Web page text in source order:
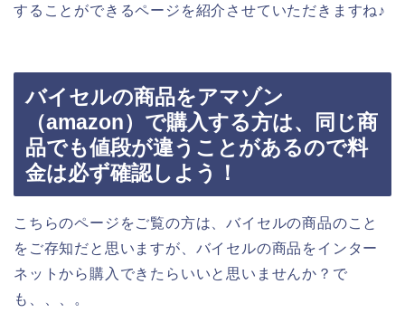
することができるページを紹介させていただきますね♪
バイセルの商品をアマゾン
（amazon）で購入する方は、同じ商
品でも値段が違うことがあるので料
金は必ず確認しよう！
こちらのページをご覧の方は、バイセルの商品のこと
をご存知だと思いますが、バイセルの商品をインター
ネットから購入できたらいいと思いませんか？で
も、、、。